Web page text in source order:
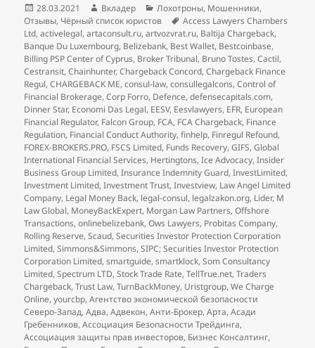
Опубликовано
28.03.2021 Автор
Вкладер Рубрики
Лохотроны, Мошенники,
Отзывы, Чёрный список юристов Метки
Access Lawyers Chambers
Ltd,activelegal,artaconsult.ru,artvozvrat.ru, Baltija Chargeback,
Banque Du Luxembourg, Belizebank, Best Wallet, Bestcoinbase,
Billing PSP Center of Cyprus, Broker Tribunal, Bruno Tostes,Cactil,
Cestransit,Chainhunter,Chargeback Concord,Chargeback Finance
Regul,CHARGEBACK ME,consul-law,consullegalcons,Control of
Financial Brokerage,Corp Forro, Defence,defensecapitals.com,
Dinner Star, Economi Das Legal, EESV, Eesvlawyers, EFR, European
Financial Regulator, Falcon Group, FCA, FCA Chargeback, Finance
Regulation, Financial Conduct Authority,finhelp, Finregul Refound,
FOREX-BROKERS.PRO, FSCS Limited, Funds Recovery,GIFS,Global
International Financial Services, Hertingtons,Ice Advocacy,Insider
Business Group Limited,Insurance Indemnity Guard,InvestLimited,
Investment Limited,Investment Trust,Investview, Law Angel Limited
Company, Legal Money Back, legal-consul, legalzakon.org, Lider, M
Law Global, MoneyBackExpert, Morgan Law Partners,Offshore
Transactions,onlinebelizebank,Ows Lawyers, Probitas Company,
Rolling Reserve,Scaud,Securities Investor Protection Corporation
Limited,Simmons&Simmons,SIPC; Securities Investor Protection
Corporation Limited,smartguide,smartklock,Som Consultancy
Limited,Spectrum LTD,Stock Trade Rate,TellTrue.net,Traders
Chargeback,Trust Law,TurnBackMoney, Uristgroup,We Charge
Online,yourcbp,Агентство экономической безопасности
Северо-Запад,Адва,Адвекон,Анти-Брокер,Арта,Асади
Гребенников,Ассоциация Безопасности Трейдинга,
Ассоциация защиты прав инвесторов, Бизнес Консалтинг,